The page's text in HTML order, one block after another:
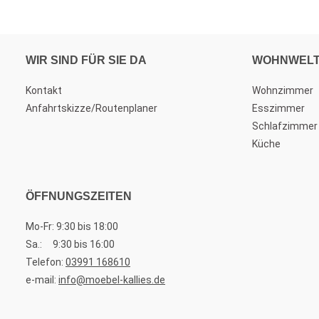
WIR SIND FÜR SIE DA
Kontakt
Anfahrtskizze/Routenplaner
Wohnzimmer
Esszimmer
Schlafzimmer
Küche
ÖFFNUNGSZEITEN
Mo-Fr: 9:30 bis 18:00
Sa.: 9:30 bis 16:00
Telefon: 03991 168610
e-mail: info@moebel-kallies.de